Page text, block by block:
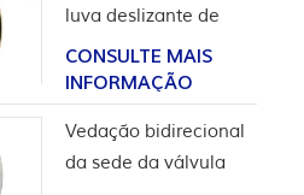
luva deslizante de
ferramentas de poço
CONSULTE MAIS
INFORMAÇÃO
Vedação bidirecional
da sede da válvula